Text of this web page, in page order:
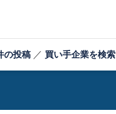
の投稿 ／ 買い手企業を検索